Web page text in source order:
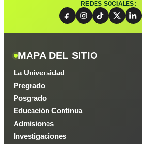
REDES SOCIALES:
MAPA DEL SITIO
La Universidad
Pregrado
Posgrado
Educación Continua
Admisiones
Investigaciones